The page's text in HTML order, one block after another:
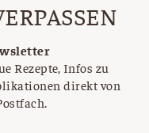
Rezepte, Infos zu
direkt von